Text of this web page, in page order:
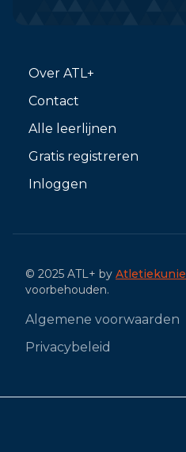
Over ATL+
Contact
Alle leerlijnen
Gratis registreren
Inloggen
© 2025 ATL+ by Atletiekunie
voorbehouden.
Algemene voorwaarden
Privacybeleid